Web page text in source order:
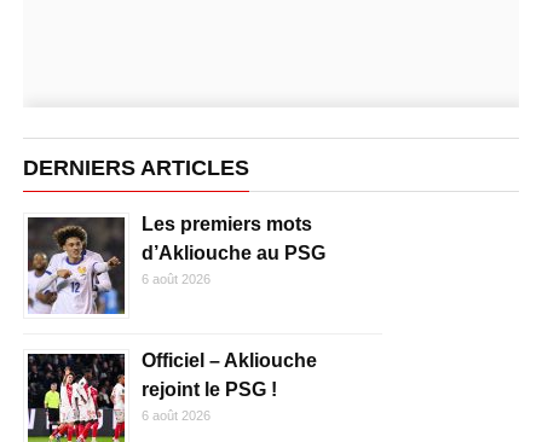
DERNIERS ARTICLES
Les premiers mots
d’Akliouche au PSG
6 août 2026
Officiel – Akliouche
rejoint le PSG !
6 août 2026